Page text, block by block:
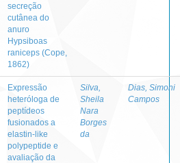
secreção
cutânea do
anuro
Hypsiboas
raniceps (Cope,
1862)
Expressão
heteróloga de
peptídeos
fusionados a
elastin-like
polypeptide e
avaliação da
Silva,
Sheila
Nara
Borges
da
Dias, Simoni
Campos